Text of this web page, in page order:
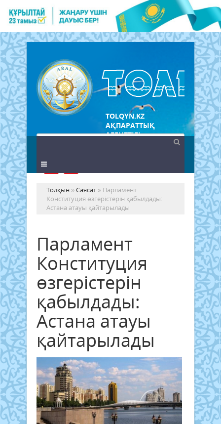
TOLQYN.KZ
АҚПАРАТТЫҚ
АГЕНТТІГІ
Толқын »Саясат » Парламент
Конституция өзгерістерін қабылдады:
Астана атауы қайтарылады
Парламент
Конституция
өзгерістерін
қабылдады:
Астана атауы
қайтарылады